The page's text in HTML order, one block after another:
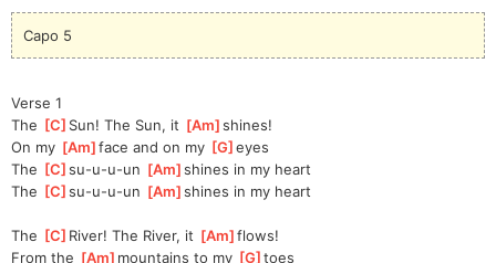
Capo 5
Verse 1
The [C ]Sun! The Sun, it [Am ]
shines!
On my [Am ]
face and on my [G ]
eyes
The [C ]
su-u-u-un [Am ]
shines in my heart
The [C ]
su-u-u-un [Am ]
shines in my heart
The [C ]River! The River, it [Am ]
flows!
From the [Am ]mountains to my [G ]toes